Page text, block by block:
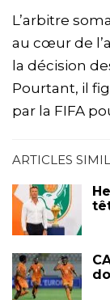
L’arbitre
au cœur de
la décision
Pourtant, il
par la FIFA
ARTICLES